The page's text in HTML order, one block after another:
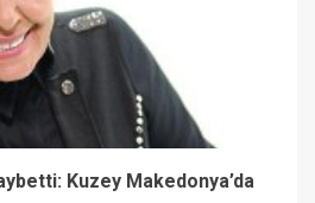
Kuzey Makedonya’da